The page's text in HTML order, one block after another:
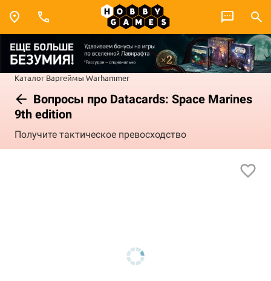
Каталог Варгеймы Warhammer
Вопросы про Datacards: Space Marines
9th edition
Получите тактическое превосходство